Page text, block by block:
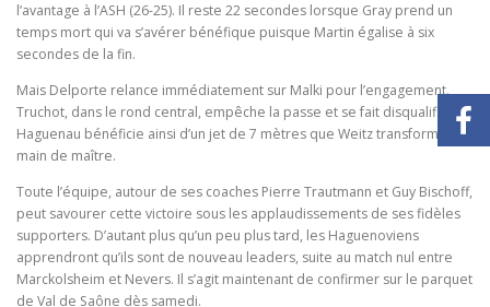
l’avantage à l’ASH (26-25). Il reste 22 secondes lorsque Gray prend un
temps mort qui va s’avérer bénéfique puisque Martin égalise à six
secondes de la fin.
Mais Delporte relance immédiatement sur Malki pour l’engagement.
Truchot, dans le rond central, empêche la passe et se fait disqualifier.
Haguenau bénéficie ainsi d’un jet de 7 mètres que Weitz transforme de
main de maître.
Toute l’équipe, autour de ses coaches Pierre Trautmann et Guy Bischoff,
peut savourer cette victoire sous les applaudissements de ses fidèles
supporters. D’autant plus qu’un peu plus tard, les Haguenoviens
apprendront qu’ils sont de nouveau leaders, suite au match nul entre
Marckolsheim et Nevers. Il s’agit maintenant de confirmer sur le parquet
de Val de Saône dès samedi.